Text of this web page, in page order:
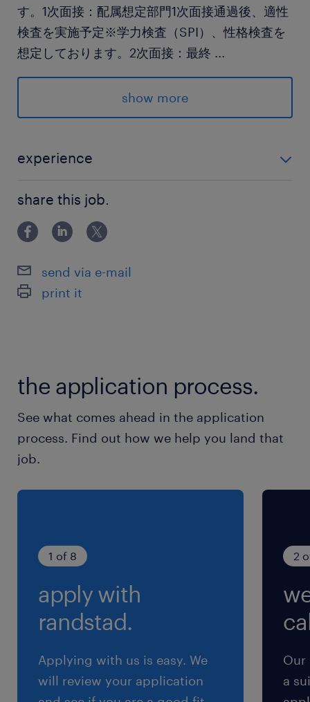
す。1次面接：配属想定部門1次面接通過後、適性
検査を実施予定※学力検査（SPI）、性格検査を
想定しております。2次面接：最終 ...
【必須】
・上記職務内容のご経験
んだ方。
（未経験の方でもご相談可能ですので、まずはご
応募ください。）
＜管理部門系、マーケティング・営業系、生産・
物流系職種をご希望の方＞
＜技術系職種をご希望の方＞
・開発経験
・マネジメント経験
・マネジメント経験
・PCスキル（Excel：VBA マクロ使用。Excelを
使用しての業務効率化に取り組んだご経験 等）
保険
健康保険 厚生年金保険 雇用保険,労災保険
待遇・福利厚生
show more
experience
のご経験 ・高等学校、高等専門学校、大学で関連分野
を学んだ方。 （未経験の方でもご相談可能ですので、
まずはご応募ください。） ＜管理部門系、マーケ
share this job.
send via e-mail
print it
the application process.
See what comes ahead in the application
process. Find out how we help you land that
job.
1 of 8
apply with
randstad.
Applying with us is easy. We
will review your application
2
Our
a